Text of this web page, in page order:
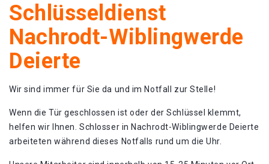
Schlüsseldienst
Nachrodt-Wiblingwerde
Deierte
Wir sind immer für Sie da und im Notfall zur Stelle!
Wenn die Tür geschlossen ist oder der Schlüssel klemmt,
helfen wir Ihnen. Schlosser in Nachrodt-Wiblingwerde Deierte
arbeiteten während dieses Notfalls rund um die Uhr.